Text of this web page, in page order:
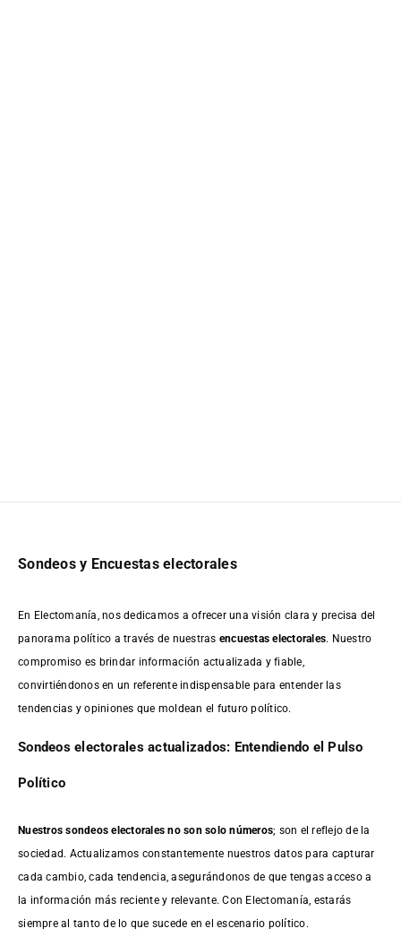
Sondeos y Encuestas electorales
En Electomanía, nos dedicamos a ofrecer una visión clara y precisa del
panorama político a través de nuestras encuestas electorales. Nuestro
compromiso es brindar información actualizada y fiable,
convirtiéndonos en un referente indispensable para entender las
tendencias y opiniones que moldean el futuro político.
Sondeos electorales actualizados: Entendiendo el Pulso
Político
Nuestros sondeos electorales no son solo números; son el reflejo de la
sociedad. Actualizamos constantemente nuestros datos para capturar
cada cambio, cada tendencia, asegurándonos de que tengas acceso a
la información más reciente y relevante. Con Electomanía, estarás
siempre al tanto de lo que sucede en el escenario político.